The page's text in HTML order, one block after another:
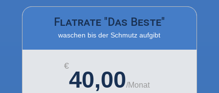
Flatrate "Das Beste"
waschen bis der Schmutz aufgibt
€
40,00/Monat